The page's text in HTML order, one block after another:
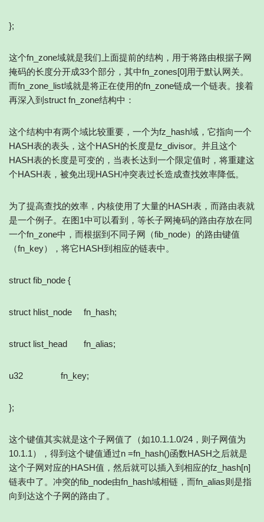
};
这个fn_zone域就是我们上面提前的结构，用于将路由根据子网
掩码的长度分开成33个部分，其中fn_zones[0]用于默认网关。
而fn_zone_list域就是将正在使用的fn_zone链成一个链表。接着
再深入到struct fn_zone结构中：
这个结构中有两个域比较重要，一个为fz_hash域，它指向一个
HASH表的表头，这个HASH的长度是fz_divisor。并且这个
HASH表的长度是可变的，当表长达到一个限定值时，将重建这
个HASH表，被免出现HASH冲突表过长造成查找效率降低。
为了提高查找的效率，内核使用了大量的HASH表，而路由表就
是一个例子。在图1中可以看到，等长子网掩码的路由存放在同
一个fn_zone中，而根据到不同子网（fib_node）的路由键值
（fn_key），将它HASH到相应的链表中。
struct fib_node {
struct hlist_node fn_hash;
struct list_head fn_alias;
u32 fn_key;
};
这个键值其实就是这个子网值了（如10.1.1.0/24，则子网值为
10.1.1），得到这个键值通过n =fn_hash()函数HASH之后就是
这个子网对应的HASH值，然后就可以插入到相应的fz_hash[n]
链表中了。冲突的fib_node由fn_hash域相链，而fn_alias则是指
向到达这个子网的路由了。